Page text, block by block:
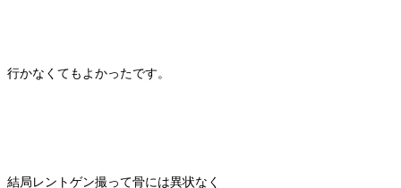
行かなくてもよかったです。
結局レントゲン撮って骨には異状なく